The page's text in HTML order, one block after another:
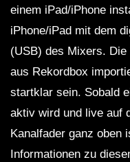
einem iPad/iPhone
iPhone/iPad mit dem
(USB) des Mixers.
aus Rekordbox
startklar sein. Sobald
aktiv wird und live auf
Kanalfader ganz oben
Informationen zu